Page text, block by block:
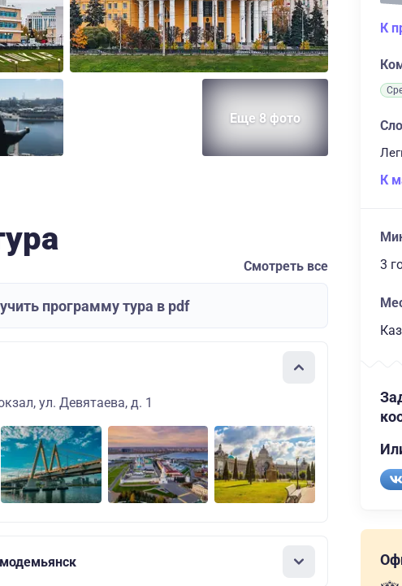
Еще 8 фото
Смотреть все
программу тура в pdf
ул. Девятаева, д. 1
К
К
3